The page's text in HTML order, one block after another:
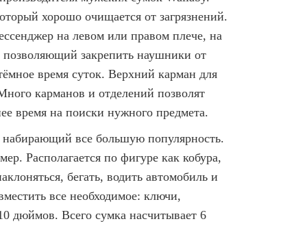
хорошо очищается от загрязнений.
на левом или правом плече, на
закрепить наушники от
время суток. Верхний карман для
карманов и отделений позволят
время на поиски нужного предмета.
все большую популярность.
Располагается по фигуре как кобура,
бегать, водить автомобиль и
все необходимое: ключи,
дюймов. Всего сумка насчитывает 6